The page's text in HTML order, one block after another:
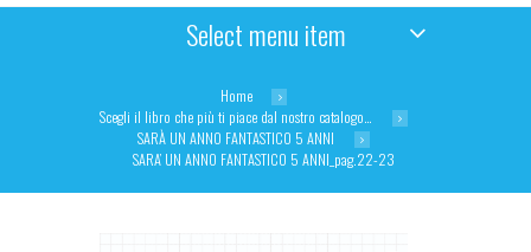
Select menu item
Home
Scegli il libro che più ti piace dal nostro catalogo…
SARÀ UN ANNO FANTASTICO 5 ANNI
SARA’ UN ANNO FANTASTICO 5 ANNI_pag.22-23